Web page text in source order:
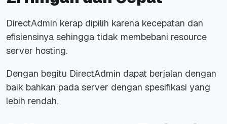
DirectAdmin kerap dipilih karena kecepatan dan
efisiensinya sehingga tidak membebani resource
server hosting.
Dengan begitu DirectAdmin dapat berjalan dengan
baik bahkan pada server dengan spesifikasi yang
lebih rendah.